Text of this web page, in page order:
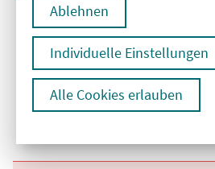
Ablehnen
Individuelle Einstellungen
Alle Cookies erlauben
Beginn:
01.02.2026Ende und
-03.11.2026
Veranstaltungstitel:
On-Demand-E-Learning 2025:
Fortbildungsakademie der
Gesellschaft für Neurologie -
Veranstaltungsort:
Online
Kategorie:D
Fortbildungspunkte:2